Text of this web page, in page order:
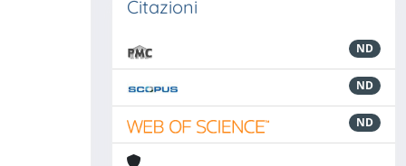
Citazioni
ND
ND
ND